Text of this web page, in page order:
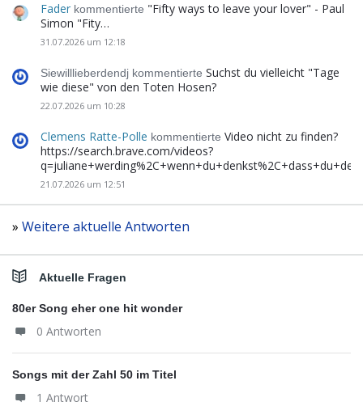
Fader kommentierte "Fifty ways to leave your lover" - Paul
Simon "Fity…
31.07.2026 um 12:18
Siewilllieberdendj kommentierte Suchst du vielleicht "Tage
wie diese" von den Toten Hosen?
22.07.2026 um 10:28
Clemens Ratte-Polle kommentierte Video nicht zu finden?
https://search.brave.com/videos?
21.07.2026 um 12:51
» Weitere aktuelle Antworten
Aktuelle Fragen
80er Song eher one hit wonder
0 Antworten
Songs mit der Zahl 50 im Titel
1 Antwort